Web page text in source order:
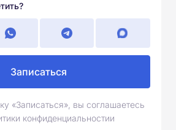
Записаться
«Записаться», вы соглашаетесь
конфиденциальностии